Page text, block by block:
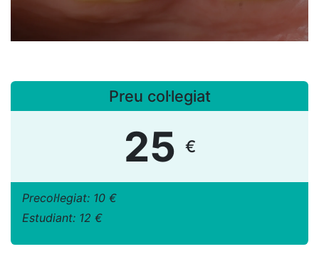
Preu col·legiat
25 €
Precol·legiat: 10 €
Estudiant: 12 €